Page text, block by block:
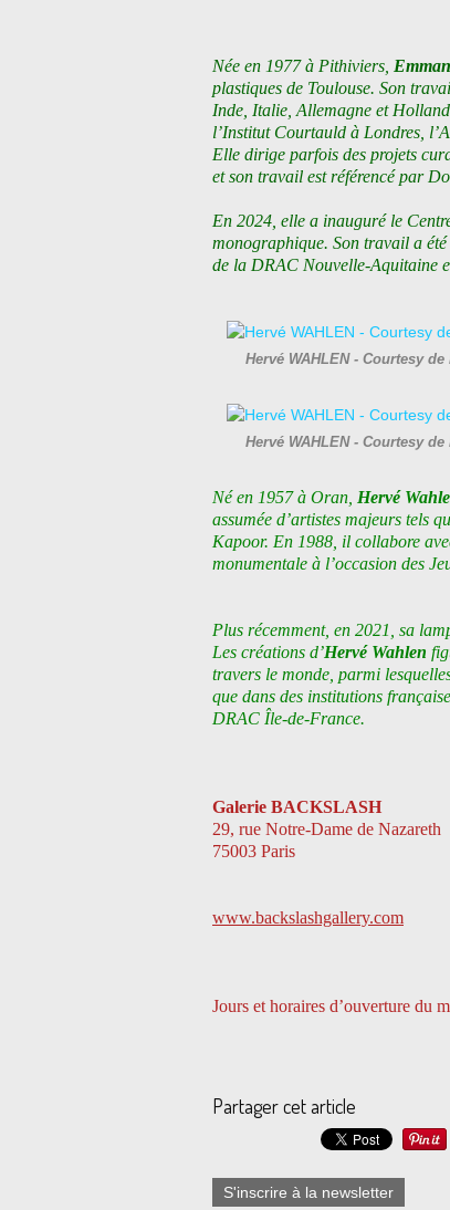
Née en 1977 à Pithiviers,
plastiques de Toulouse. Son
Inde, Italie, Allemagne et
l’Institut Courtauld à Londres,
Elle dirige parfois des projets
et son travail est référencé par
En 2024, elle a inauguré le
monographique. Son travail a
de la DRAC Nouvelle-Aquitaine
Hervé WAHLEN - Courtesy
Hervé WAHLEN - Courtesy
Né en 1957 à Oran, Hervé
assumée d’artistes majeurs tels
Kapoor. En 1988, il collabore
monumentale à l’occasion des
Plus récemment, en 2021, sa
Les créations d’Hervé Wahlen
travers le monde, parmi
que dans des institutions
DRAC Île-de-France.
Galerie BACKSLASH
29, rue Notre-Dame de Nazareth
75003 Paris
www.backslashgallery.com
Jours et horaires d’ouverture du
Partager cet article
S'inscrire à la newsletter